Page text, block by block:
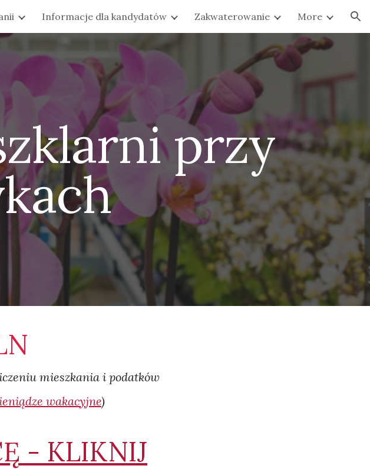
Skip to navigation
Informacje dla kandydatów Zakwaterowanie More
przy
mieszkania i podatków​
wakacyjne)
- KLIKNIJ